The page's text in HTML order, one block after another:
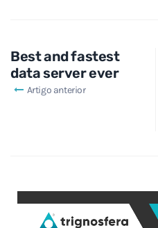
Best and fastest
data server ever
Artigo anterior